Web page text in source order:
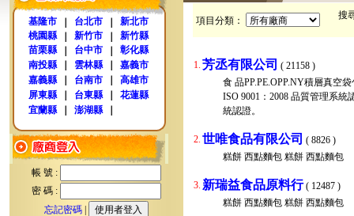
基隆市 台北市
新北市
桃園縣
新竹市
新竹縣
苗栗縣
台中市
彰化縣
南投縣
雲林縣
嘉義市
嘉義縣
台南市
高雄市
屏東縣
台東縣
花蓮縣
宜蘭縣
澎湖縣
帳 號 :
密 碼 :
忘記密碼
項目分類： 搜
1. 芳丞有限公司 ( 21158 )
食 品PP.PE.OPP.NY積層真空
ISO 9001：2008 品質管理系統
統認證。
2. 世唯食品有限公司 ( 8826 )
糕餅 西點麵包 糕餅 西點麵包
3. 新瑞益食品原料行( 12487 )
糕餅 西點麵包 糕餅 西點麵包